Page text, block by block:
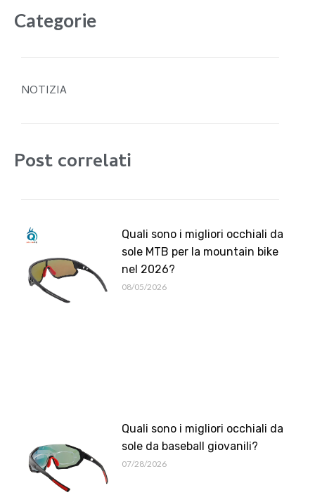
Categorie
NOTIZIA
Post correlati
Quali sono i migliori occhiali da
sole MTB per la mountain bike
nel 2026?
08/05/2026
Quali sono i migliori occhiali da
sole da baseball giovanili?
07/28/2026